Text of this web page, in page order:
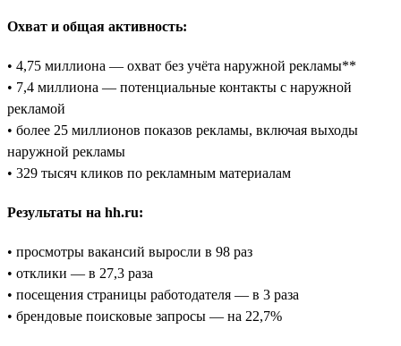
Охват и общая активность:
• 4,75 миллиона — охват без учёта наружной рекламы**
• 7,4 миллиона — потенциальные контакты с наружной
рекламой
• более 25 миллионов показов рекламы, включая выходы
наружной рекламы
• 329 тысяч кликов по рекламным материалам
Результаты на hh.ru:
• просмотры вакансий выросли в 98 раз
• отклики — в 27,3 раза
• посещения страницы работодателя — в 3 раза
• брендовые поисковые запросы — на 22,7%